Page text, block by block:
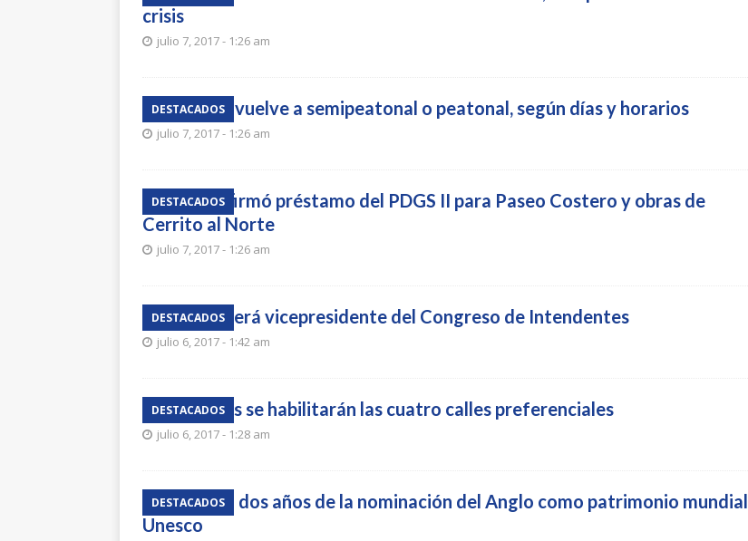
crisis
julio 7, 2017 - 1:26 am
DESTACADOS
19 de Abril vuelve a semipeatonal o peatonal, según días y horarios
julio 7, 2017 - 1:26 am
DESTACADOS
Paysandú firmó préstamo del PDGS II para Paseo Costero y obras de
Cerrito al Norte
julio 7, 2017 - 1:26 am
DESTACADOS
Caraballo será vicepresidente del Congreso de Intendentes
julio 6, 2017 - 1:42 am
DESTACADOS
A fin de mes se habilitarán las cuatro calles preferenciales
julio 6, 2017 - 1:28 am
DESTACADOS
Celebraron dos años de la nominación del Anglo como patrimonio mundial
Unesco